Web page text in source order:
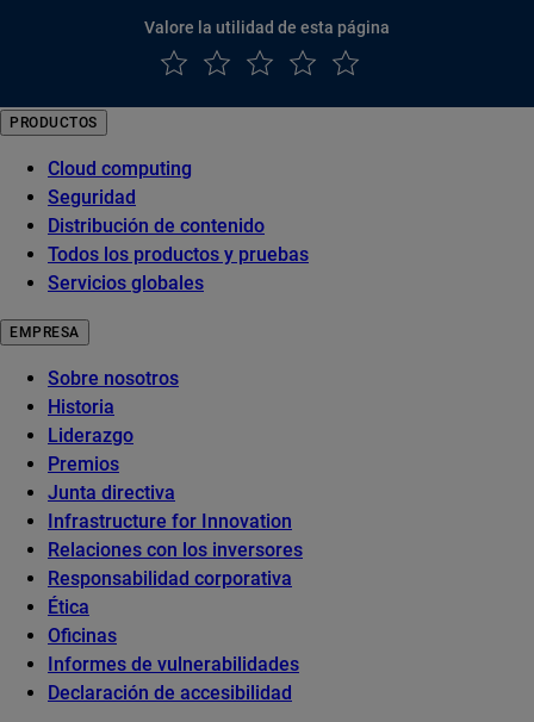
Valore la utilidad de esta página
PRODUCTOS
Cloud computing
Seguridad
Distribución de contenido
Todos los productos y pruebas
Servicios globales
EMPRESA
Sobre nosotros
Historia
Liderazgo
Premios
Junta directiva
Infrastructure for Innovation
Relaciones con los inversores
Responsabilidad corporativa
Ética
Oficinas
Informes de vulnerabilidades
Declaración de accesibilidad